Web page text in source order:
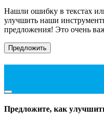
Нашли ошибку в текстах
улучшить наши
предложения! Это очень
Предложить
Предложите, как